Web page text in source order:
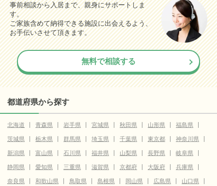
事前相談から入居まで、親身にサポートしま
す。
ご家族含めて納得できる施設に出会えるよう、
お手伝いさせて頂きます。
無料で相談する
都道府県から探す
北海道 青森県 岩手県 宮城県 秋田県 山形県
福島県
茨城県
栃木県 群馬県 埼玉県 千葉県 東京都
神奈川県
新潟県
富山県 石川県 福井県 山梨県 長野県
岐阜県
静岡県
愛知県 三重県 滋賀県 京都府 大阪府
兵庫県
奈良県
和歌山県 鳥取県 島根県 岡山県 広島県
山口県